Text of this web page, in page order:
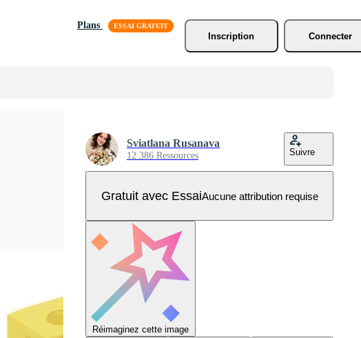
Plans
Inscription
Connecter
Sviatlana Rusanava
12 386 Ressources Suivre
Gratuit avec EssaiAucune attribution requise
Réimaginez cette image